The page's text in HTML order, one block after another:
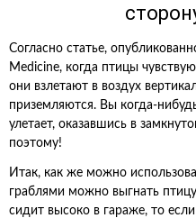
Согласно статье,
Medicine, когда птицы
они взлетают в воздух
приземляются. Вы когда-
улетает, оказавшись в
поэтому!
Итак, как же можно
граблями можно выгнать
сидит высоко в гараже, то